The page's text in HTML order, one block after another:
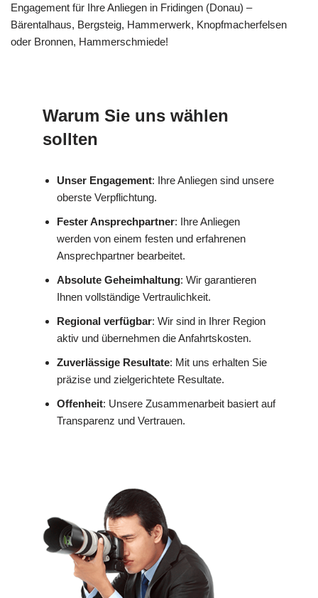
Engagement für Ihre Anliegen in Fridingen (Donau) –
Bärentalhaus, Bergsteig, Hammerwerk, Knopfmacherfelsen
oder Bronnen, Hammerschmiede!
Warum Sie uns wählen
sollten
Unser Engagement: Ihre Anliegen sind unsere
oberste Verpflichtung.
Fester Ansprechpartner: Ihre Anliegen
werden von einem festen und erfahrenen
Ansprechpartner bearbeitet.
Absolute Geheimhaltung: Wir garantieren
Ihnen vollständige Vertraulichkeit.
Regional verfügbar: Wir sind in Ihrer Region
aktiv und übernehmen die Anfahrtskosten.
Zuverlässige Resultate: Mit uns erhalten Sie
präzise und zielgerichtete Resultate.
Offenheit: Unsere Zusammenarbeit basiert auf
Transparenz und Vertrauen.